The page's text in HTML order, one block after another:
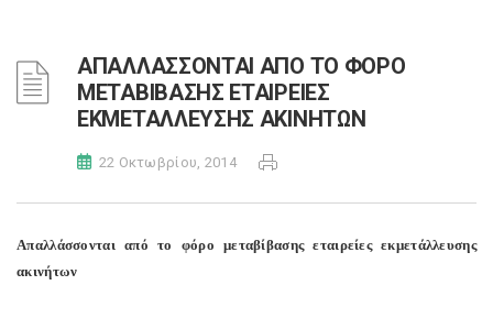
ΑΠΑΛΛΑΣΣΟΝΤΑΙ ΑΠΟ ΤΟ ΦΟΡΟ
ΜΕΤΑΒΙΒΑΣΗΣ ΕΤΑΙΡΕΙΕΣ
ΕΚΜΕΤΑΛΛΕΥΣΗΣ ΑΚΙΝΗΤΩΝ
22 Οκτωβρίου, 2014
Απαλλάσσονται από το φόρο μεταβίβασης εταιρείες εκμετάλλευσης
ακινήτων